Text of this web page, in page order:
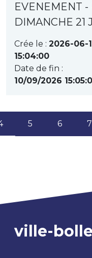
EVENEMENT -
DIMANCHE 21
Crée le : 2026-06-
15:04:00
Date de fin :
10/09/2026
(current)
5 6 7
ville-